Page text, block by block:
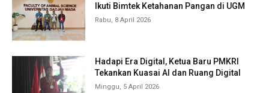
Ikuti Bimtek Ketahanan Pangan di UGM
Rabu, 8 April 2026
Hadapi Era Digital, Ketua Baru PMKRI
Tekankan Kuasai AI dan Ruang Digital
Minggu, 5 April 2026